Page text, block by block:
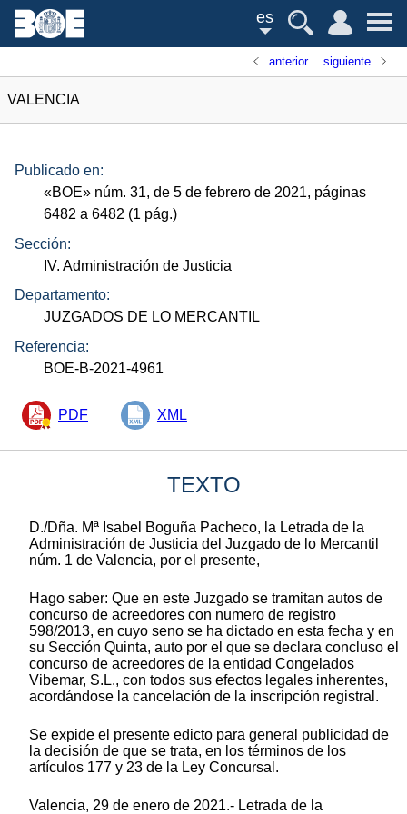
es
anterior siguiente
VALENCIA
Publicado en:
«BOE» núm. 31, de 5 de febrero de 2021, páginas
6482 a 6482 (1 pág.)
Sección:
IV. Administración de Justicia
Departamento:
JUZGADOS DE LO MERCANTIL
Referencia:
BOE-B-2021-4961
PDF XML
TEXTO
D./Dña. Mª Isabel Boguña Pacheco, la Letrada de la
Administración de Justicia del Juzgado de lo Mercantil
núm. 1 de Valencia, por el presente,
Hago saber: Que en este Juzgado se tramitan autos de
concurso de acreedores con numero de registro
598/2013, en cuyo seno se ha dictado en esta fecha y en
su Sección Quinta, auto por el que se declara concluso el
concurso de acreedores de la entidad Congelados
Vibemar, S.L., con todos sus efectos legales inherentes,
acordándose la cancelación de la inscripción registral.
Se expide el presente edicto para general publicidad de
la decisión de que se trata, en los términos de los
artículos 177 y 23 de la Ley Concursal.
Valencia, 29 de enero de 2021.- Letrada de la